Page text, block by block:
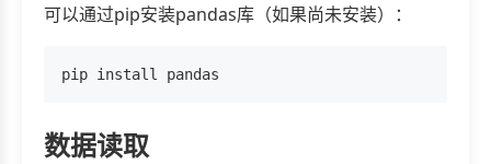
可以通过pip安装pandas库（如果尚未安装）：
数据读取